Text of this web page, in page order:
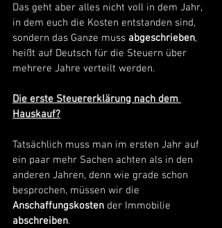
Das geht aber alles nicht voll in dem Jahr,
in dem euch die Kosten entstanden sind,
sondern das Ganze muss abgeschrieben,
heißt auf Deutsch für die Steuern über
mehrere Jahre verteilt werden.
Die erste Steuererklärung nach dem
Hauskauf?
Tatsächlich muss man im ersten Jahr auf
ein paar mehr Sachen achten als in den
anderen Jahren, denn wie grade schon
besprochen, müssen wir die
Anschaffungskosten der Immobilie
abschreiben.